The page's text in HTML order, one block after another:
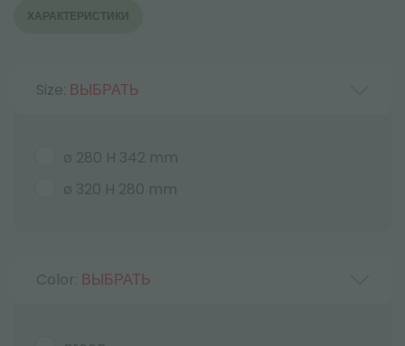
ХАРАКТЕРИСТИКИ
Size: ВЫБРАТЬ
ø 280 H 342 mm
ø 320 H 280 mm
Color: ВЫБРАТЬ